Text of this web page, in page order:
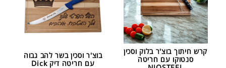
קרש חיתוך בוצ'ר בלוק וסכין
סנטוקו עם חריטה
בוצ'ר וסכין בשר להב גבוה
עם חריטה דיק Dick